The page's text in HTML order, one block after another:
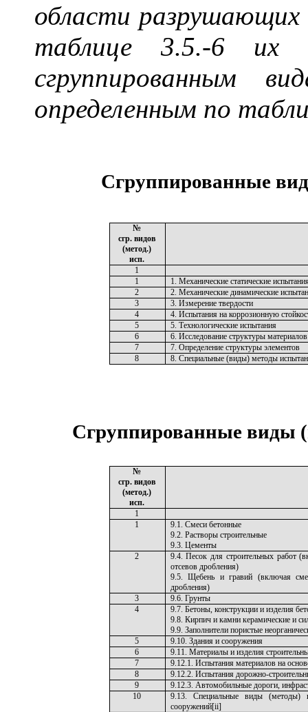
области разрушающих
таблице 3.5.-6 их
сгруппированным
определенным по
Сгруппированные
№
сгр. видов
(метод.)
исп.
1
1
1. Механические статические
2
2. Механические динамические
3
3. Измерение твердости
4
4. Испытания на коррозионную
5
5. Технологические испытания
6
6. Исследование структуры материалов
7
7. Определение структуры элементов
8
8. Специальные (виды) методы
Сгруппированные виды
№
сгр. видов
(метод.)
исп.
1
1
9.1. Смеси бетонные
9.2. Растворы строительные
9.3. Цементы
2
9.4. Песок для строительных работ
отсевов дробления)
9.5. Щебень и гравий (включая
дробления)
3
9.6. Грунты
4
9.7. Бетоны, конструкции и изделия
9.8. Кирпич и камни керамические и
9.9. Заполнители пористые
5
9.10. Здания и сооружения
6
9.11. Материалы и изделия
7
9.12.1. Испытания материалов на
8
9.12.2. Испытания дорожно-
9
9.12.3. Автомобильные дороги,
10
9.13. Специальные виды (методы)
сооружений[ii]